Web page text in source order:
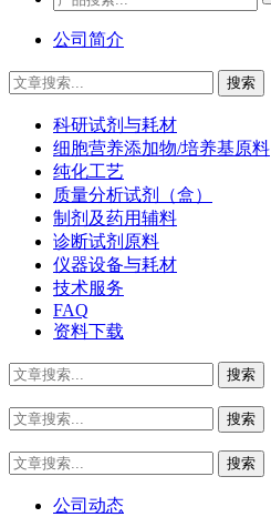
公司简介
科研试剂与耗材
细胞营养添加物/培养基原料
纯化工艺
质量分析试剂（盒）
制剂及药用辅料
诊断试剂原料
仪器设备与耗材
技术服务
FAQ
资料下载
公司动态